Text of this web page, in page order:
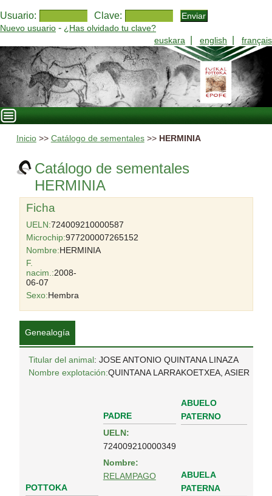
Usuario: Clave:
Nuevo usuario - ¿Has olvidado tu clave?
euskara
english français
Inicio>> Catálogo de sementales>> HERMINIA
Catálogo de sementales
HERMINIA
Ficha
UELN:724009210000587
Microchip:977200007265152
Nombre:HERMINIA
F.
nacim.:2008-
06-07
Sexo:Hembra
Genealogía
Titular del animal: JOSE ANTONIO QUINTANA LINAZA
Nombre explotación:QUINTANA LARRAKOETXEA, ASIER
POTTOKA
PADRE
UELN:
724009210000349
Nombre:
RELAMPAGO
ABUELO
PATERNO
ABUELA
PATERNA